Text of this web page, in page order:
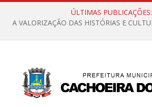
ÚLTIMAS PUBLICAÇÕES: